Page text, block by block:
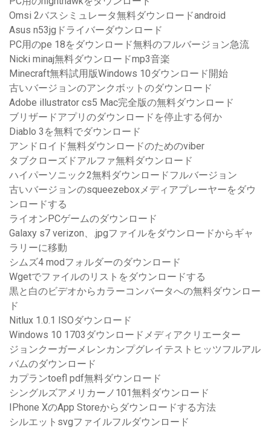
Omsi 2バスシミュレータ無料ダウンロードandroid
Asus n53jgドライバーダウンロード
PC用のpe 18をダウンロード無料のフルバージョン急流
Nicki minaj無料ダウンロードmp3音楽
Minecraft無料試用版Windows 10ダウンロード開始
古いバージョンのアンクボットのダウンロード
Adobe illustrator cs5 Mac完全版の無料ダウンロード
ブリザードアプリのダウンロードを停止する何か
Diablo 3を無料でダウンロード
アンドロイド無料ダウンロードのためのviber
タブクローズドアルファ無料ダウンロード
ハイパーソニック2無料ダウンロードフルバージョン
古いバージョンのsqueezeboxメディアプレーヤーをダウ
ンロードする
ライオンPCゲームのダウンロード
Galaxy s7 verizon、.jpgファイルをダウンロードからギャ
ラリーに移動
シムズ4 modフォルダーのダウンロード
Wgetでファイルのリストをダウンロードする
黒と白のビデオからカラーコンバータへの無料ダウンロー
ド
Nitlux 1.0.1 ISOダウンロード
Windows 10 1703ダウンロードメディアクリエーター
ジョンクーガーメレンカンプグレイテストヒッツフルアル
バムのダウンロード
カプランtoefl pdf無料ダウンロード
シングルズアメリカーノ101無料ダウンロード
IPhone XのApp Storeからダウンロードする方法
シルエットsvgファイルフルダウンロード